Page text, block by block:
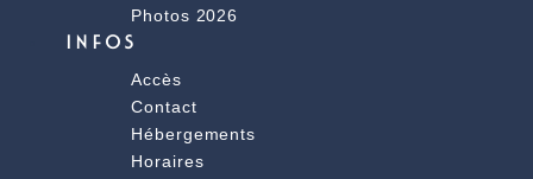
Photos 2026
INFOS
Accès
Contact
Hébergements
Horaires